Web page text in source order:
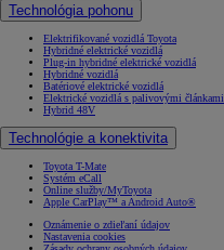
Technológia pohonu
Elektrifikované vozidlá Toyota
Hybridné elektrické vozidlá
Plug-in hybridné elektrické vozidlá
Hybridné vozidlá
Batériové elektrické vozidlá
Elektrické vozidlá s palivovými článkami
Hybrid 48V
Technológie a konektivita
Toyota T-Mate
Systém eCall
Online služby/MyToyota
Apple CarPlay™ a Android Auto®
Oznámenie o zdieľaní údajov
Nastavenia cookies